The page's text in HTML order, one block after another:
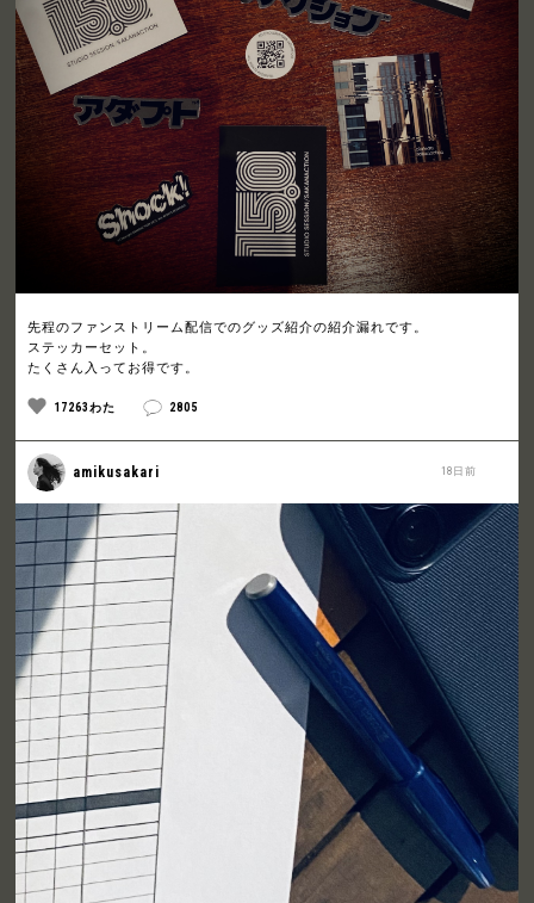
先程のファンストリーム配信でのグッズ紹介の紹介漏れです。
ステッカーセット。
たくさん入ってお得です。
17263わた 2805
18日前
amikusakari